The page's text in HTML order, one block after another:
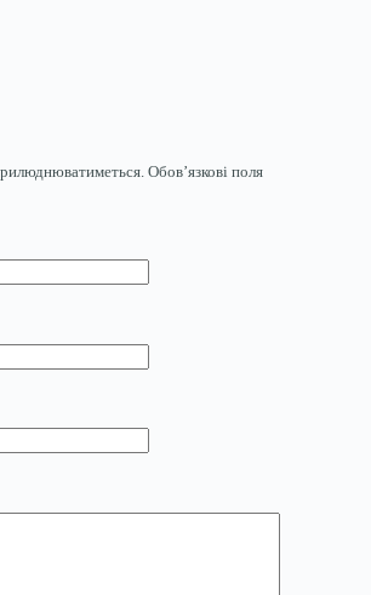
Обов’язкові поля